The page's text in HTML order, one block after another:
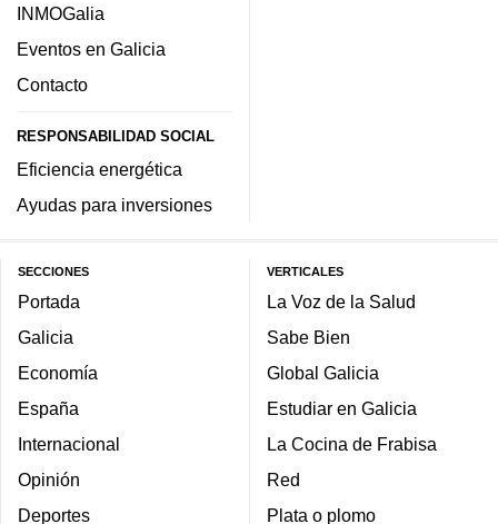
INMOGalia
Eventos en Galicia
Contacto
RESPONSABILIDAD SOCIAL
Eficiencia energética
Ayudas para inversiones
SECCIONES
Portada
Galicia
Economía
España
Internacional
Opinión
Deportes
VERTICALES
La Voz de la Salud
Sabe Bien
Global Galicia
Estudiar en Galicia
La Cocina de Frabisa
Red
Plata o plomo